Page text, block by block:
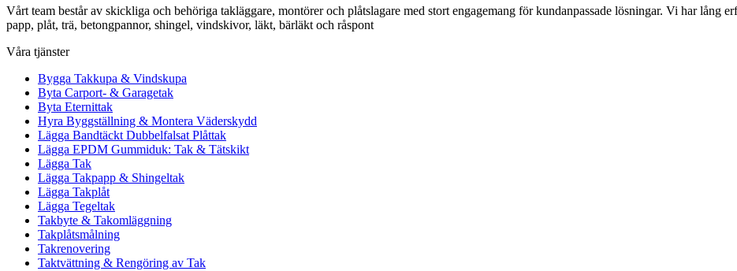
Vårt team består av skickliga och behöriga takläggare, montörer och plåtslagare med stort engagemang för kundanpassade lösningar. Vi har lång
papp, plåt, trä, betongpannor, shingel, vindskivor, läkt, bärläkt och råspont
Våra tjänster
Bygga Takkupa & Vindskupa
Byta Carport- & Garagetak
Byta Eternittak
Hyra Byggställning & Montera Väderskydd
Lägga Bandtäckt Dubbelfalsat Plåttak
Lägga EPDM Gummiduk: Tak & Tätskikt
Lägga Tak
Lägga Takpapp & Shingeltak
Lägga Takplåt
Lägga Tegeltak
Takbyte & Takomläggning
Takplåtsmålning
Takrenovering
Taktvättning & Rengöring av Tak